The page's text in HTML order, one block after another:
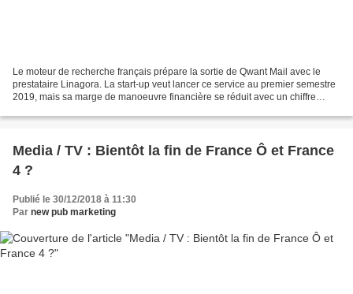
Le moteur de recherche français prépare la sortie de Qwant Mail avec le
prestataire Linagora. La start-up veut lancer ce service au premier semestre
2019, mais sa marge de manoeuvre financière se réduit avec un chiffre
Media / TV : Bientôt la fin de France Ô et France
4 ?
Publié le 30/12/2018 à 11:30
Par new pub marketing